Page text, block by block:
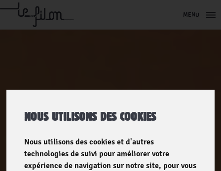
NOUS UTILISONS DES COOKIES
Nous utilisons des cookies et d'autres
technologies de suivi pour améliorer votre
expérience de navigation sur notre site, pour vous
MENU